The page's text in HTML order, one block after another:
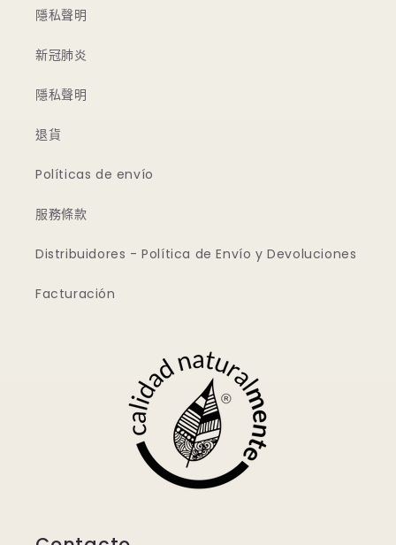
隱私聲明
新冠肺炎
隱私聲明
退貨
Políticas de envío
服務條款
Distribuidores - Política de Envío y Devoluciones
Facturación